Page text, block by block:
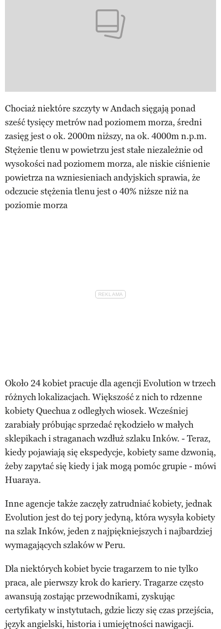
Chociaż niektóre szczyty w Andach sięgają ponad
sześć tysięcy metrów nad poziomem morza, średni
zasięg jest o ok. 2000m niższy, na ok. 4000m n.p.m.
Stężenie tlenu w powietrzu jest stałe niezależnie od
wysokości nad poziomem morza, ale niskie ciśnienie
powietrza na wzniesieniach andyjskich sprawia, że
odczucie stężenia tlenu jest o 40% niższe niż na
poziomie morza
Około 24 kobiet pracuje dla agencji Evolution w trzech
różnych lokalizacjach. Większość z nich to rdzenne
kobiety Quechua z odległych wiosek. Wcześniej
zarabiały próbując sprzedać rękodzieło w małych
sklepikach i straganach wzdłuż szlaku Inków. - Teraz,
kiedy pojawiają się ekspedycje, kobiety same dzwonią,
żeby zapytać się kiedy i jak mogą pomóc grupie - mówi
Huaraya.
Inne agencje także zaczęły zatrudniać kobiety, jednak
Evolution jest do tej pory jedyną, która wysyła kobiety
na szlak Inków, jeden z najpiękniejszych i najbardziej
wymagających szlaków w Peru.
Dla niektórych kobiet bycie tragarzem to nie tylko
praca, ale pierwszy krok do kariery. Tragarze często
awansują zostając przewodnikami, zyskując
certyfikaty w instytutach, gdzie liczy się czas przejścia,
język angielski, historia i umiejętności nawigacji.